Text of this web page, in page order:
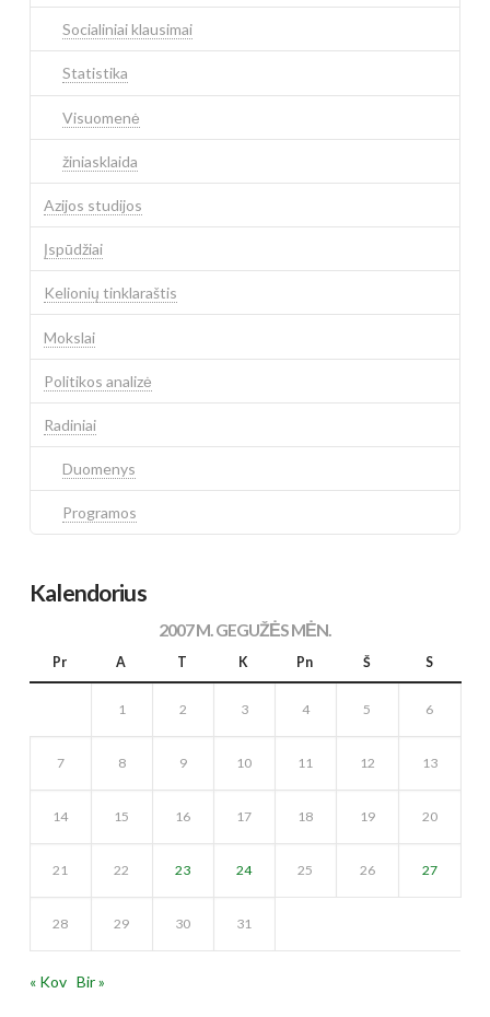
Socialiniai klausimai
Statistika
Visuomenė
žiniasklaida
Azijos studijos
Įspūdžiai
Kelionių tinklaraštis
Mokslai
Politikos analizė
Radiniai
Duomenys
Programos
Kalendorius
2007 M. GEGUŽĖS MĖN.
Pr A T K Pn Š S
1 2 3 4 5 6
7 8 9 10 11 12 13
14 15 16 17 18 19 20
21 22 23 24 25 26 27
28 29 30 31
« Kov Bir »